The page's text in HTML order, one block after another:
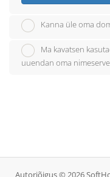
Kanna üle oma
Ma kavatsen
uuendan oma
Autoriõigus © 2026